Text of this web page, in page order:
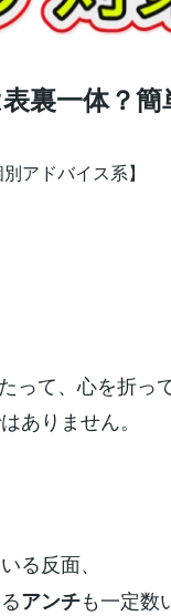
裏一体？
アドバイス系】
って、心を折っ
ありません。
る反面、
アンチも一定数